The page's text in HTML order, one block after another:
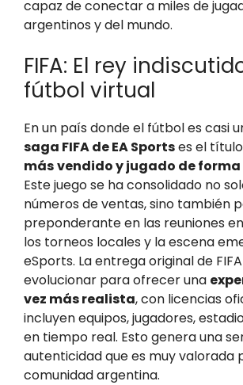
capaz de conectar a miles de
argentinos y del mundo.
FIFA: El rey
fútbol virtual
En un país donde el fútbol es casi
saga FIFA de EA Sportses el
másvendido y jugado de
Este juego se ha consolidado no
números de ventas, sino también
preponderante en las reuniones
los torneos locales y la escena
eSports. La entrega original de
evolucionar para ofrecer una
vez más realista, con licencias
incluyen equipos, jugadores,
en tiempo real. Esto genera una
autenticidad que es muy valorada
comunidad argentina.